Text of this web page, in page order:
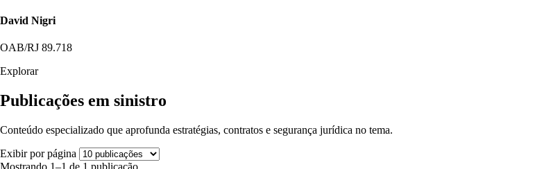
David Nigri
OAB/RJ 89.718
Explorar
Publicações em sinistro
Conteúdo especializado que aprofunda estratégias, contratos e segurança jurídica no tema.
Exibir por página
Mostrando 1–1 de 1 publicação